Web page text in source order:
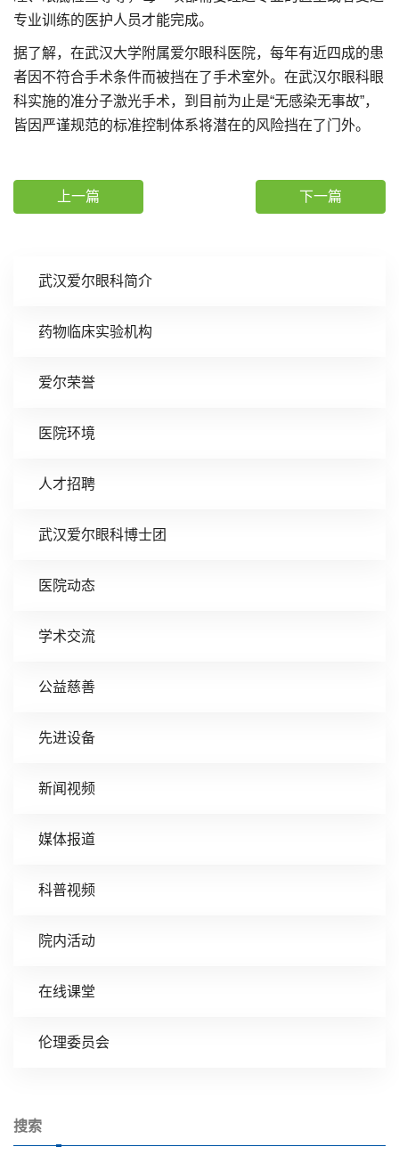
武汉爱尔眼科简介
药物临床实验机构
爱尔荣誉
医院环境
人才招聘
武汉爱尔眼科博士团
医院动态
学术交流
公益慈善
先进设备
新闻视频
媒体报道
科普视频
院内活动
在线课堂
伦理委员会
搜索
专业训练的医护人员才能完成。
据了解，在武汉大学附属爱尔眼科医院，每年有近四成的患
者因不符合手术条件而被挡在了手术室外。在武汉尔眼科眼
科实施的准分子激光手术，到目前为止是“无感染无事故”，
皆因严谨规范的标准控制体系将潜在的风险挡在了门外。
上一篇 下一篇